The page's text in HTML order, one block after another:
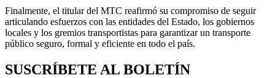
Finalmente, el titular del MTC reafirmó su compromiso de seguir
articulando esfuerzos con las entidades del Estado, los gobiernos
locales y los gremios transportistas para garantizar un transporte
público seguro, formal y eficiente en todo el país.
SUSCRÍBETE AL BOLETÍN